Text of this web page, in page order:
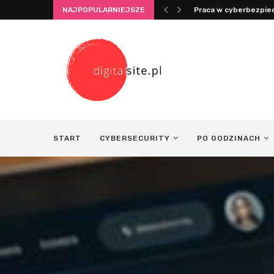
NAJPOPULARNIEJSZE Integracja życia i
START CYBERSECURITY PO GODZINACH